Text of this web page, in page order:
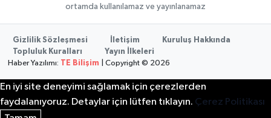
ortamda kullanılamaz ve yayınlanamaz
Gizlilik Sözleşmesi İletişim
Kuruluş Hakkında
Topluluk Kuralları
Yayın İlkeleri
Haber Yazılımı:
TE Bilişim | Copyright © 2026
En iyi site deneyimi sağlamak için çerezlerden
faydalanıyoruz. Detaylar için lütfen tıklayın. Çerez Politikası